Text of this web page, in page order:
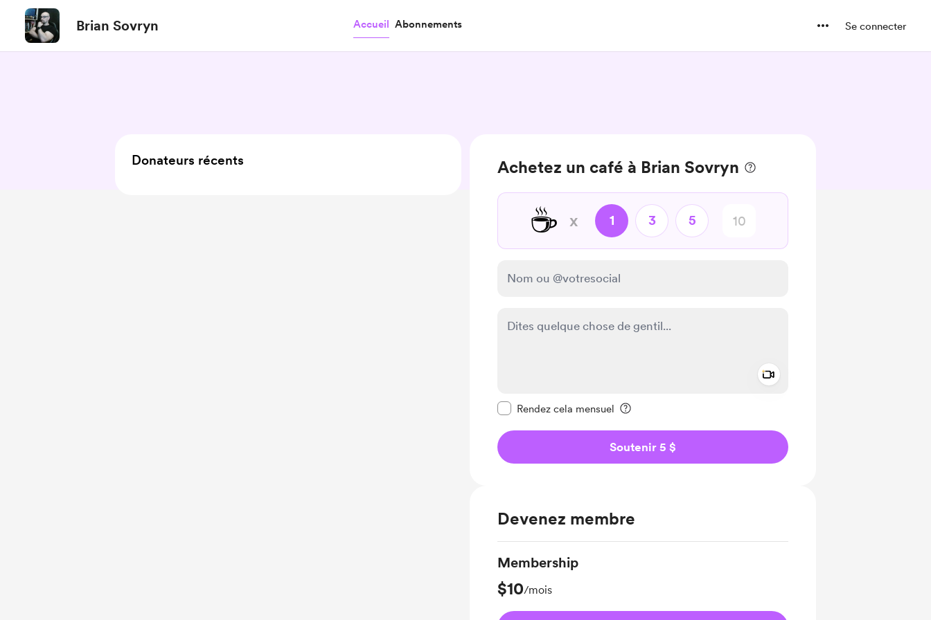
Brian Sovryn Accueil Abonnements Se connecter
Achetez un café à Brian Sovryn
☕ x 1 3 5
Rendez cela mensuel
Soutenir 5 $
Devenez membre
Membership
$10/mois
Donateurs récents